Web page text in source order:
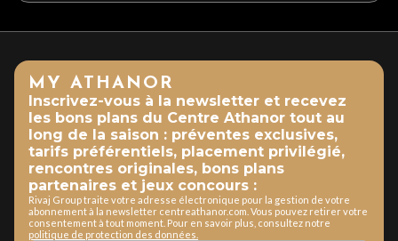
MY ATHANOR
Inscrivez-vous à la newsletter et recevez
les bons plans du Centre Athanor tout au
long de la saison : préventes exclusives,
tarifs préférentiels, placement privilégié,
rencontres originales, bons plans
partenaires et jeux concours :
Rivaj Group traite votre adresse électronique pour la gestion de votre
abonnement à la newsletter centreathanor.com. Vous pouvez retirer votre
consentement à tout moment. Pour en savoir plus, consultez notre
politique de protection des données.